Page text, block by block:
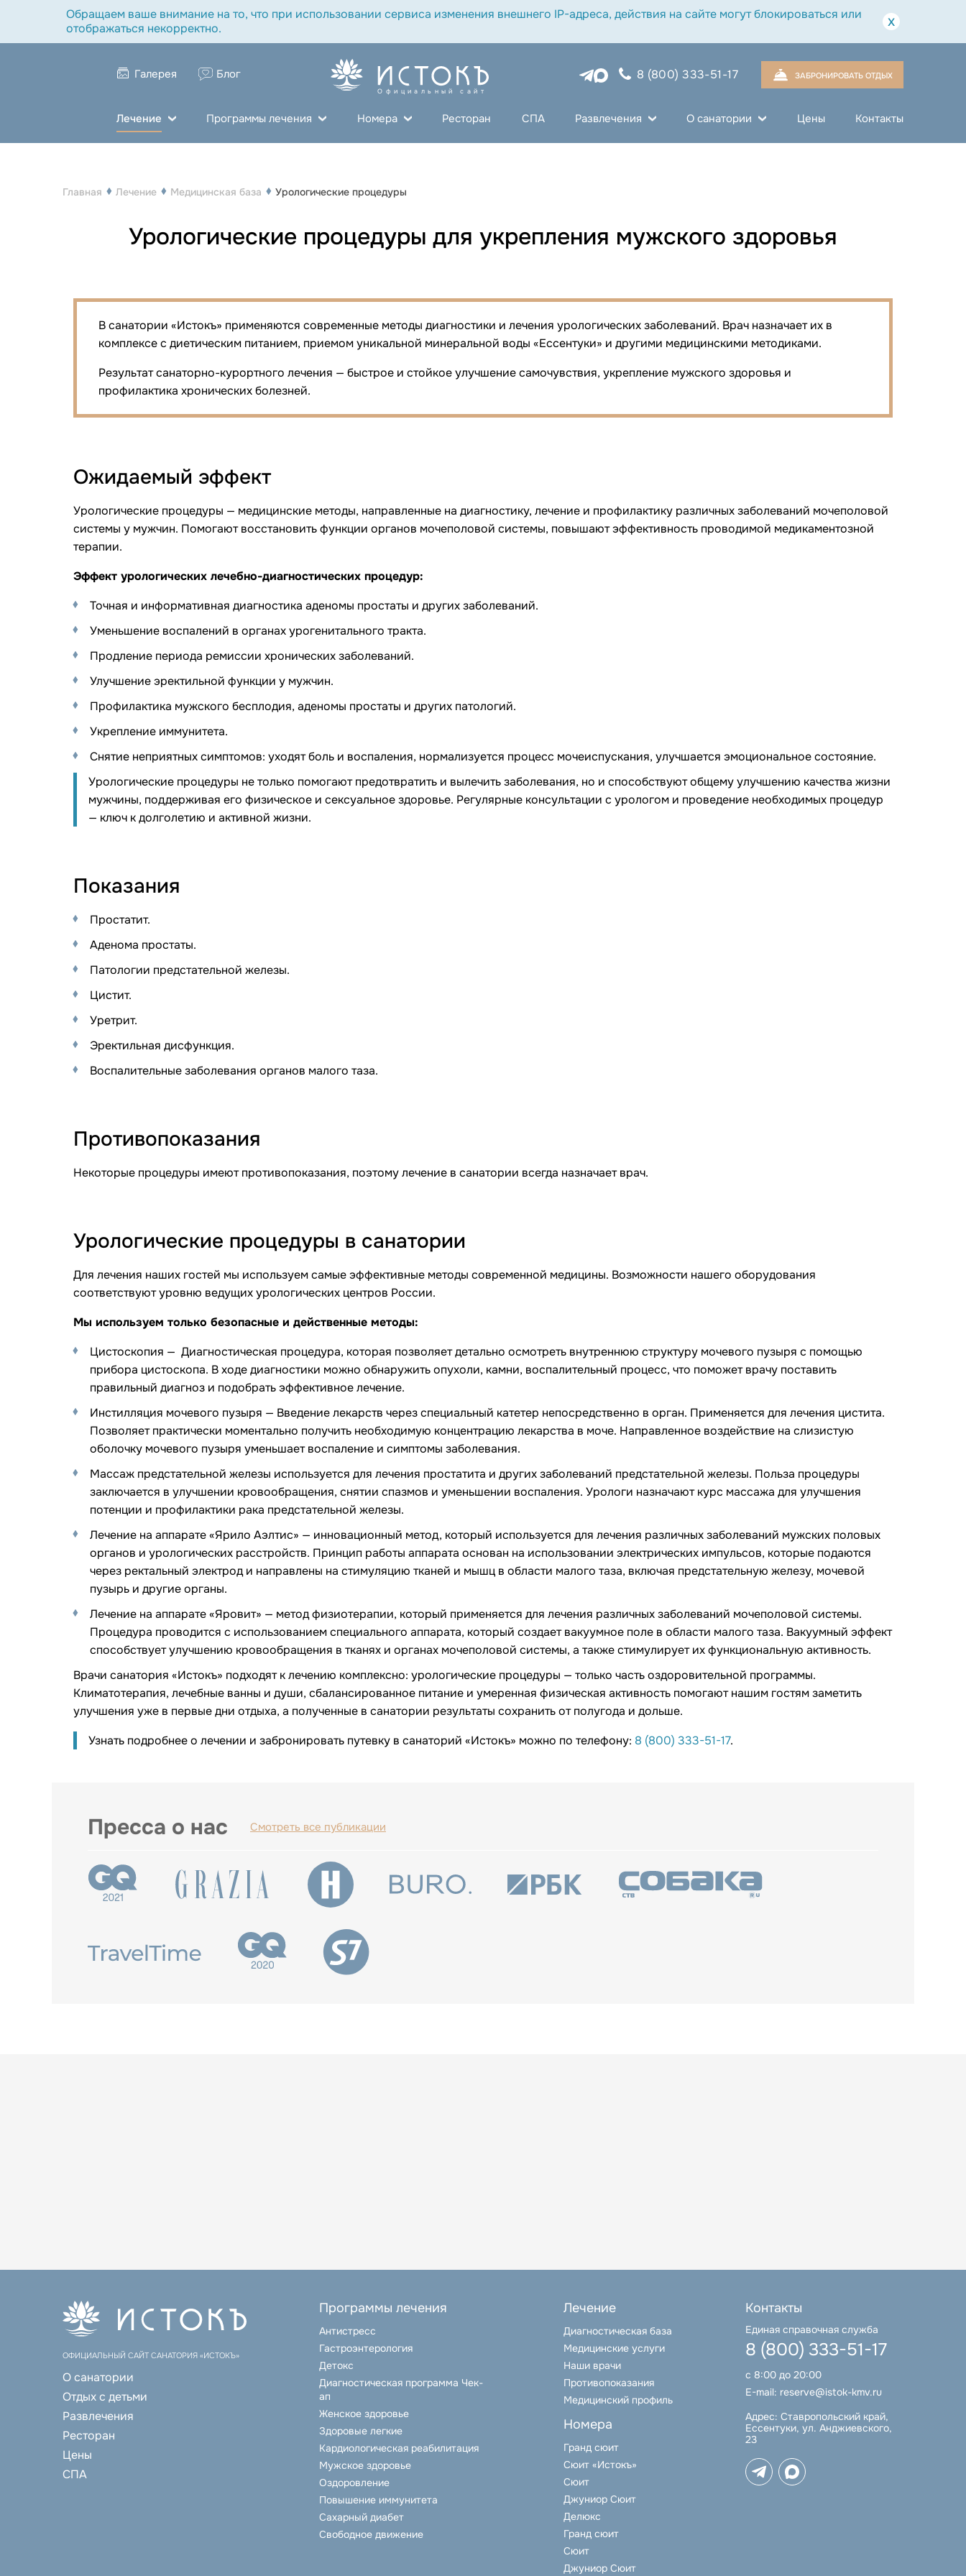
Обращаем ваше внимание на то, что при использовании сервиса изменения внешнего IP-адреса, действия на сайте могут блокироваться или
отображаться некорректно.
x
Галерея Блог
Официальный сайт
8 (800) 333-51-17 ЗАБРОНИРОВАТЬ ОТДЫХ
Лечение Программы лечения Номера Ресторан СПА Развлечения О санатории Цены Контакты
Главная Лечение Медицинская база Урологические процедуры
Урологические процедуры для укрепления мужского здоровья
В санатории «Истокъ» применяются современные методы диагностики и лечения урологических заболеваний. Врач назначает их в
комплексе с диетическим питанием, приемом уникальной минеральной воды «Ессентуки» и другими медицинскими методиками.
Результат санаторно-курортного лечения — быстрое и стойкое улучшение самочувствия, укрепление мужского здоровья и
профилактика хронических болезней.
Ожидаемый эффект
Урологические процедуры — медицинские методы, направленные на диагностику, лечение и профилактику различных заболеваний мочеполовой
системы у мужчин. Помогают восстановить функции органов мочеполовой системы, повышают эффективность проводимой медикаментозной
терапии.
Эффект урологических лечебно-диагностических процедур:
Точная и информативная диагностика аденомы простаты и других заболеваний.
Уменьшение воспалений в органах урогенитального тракта.
Продление периода ремиссии хронических заболеваний.
Улучшение эректильной функции у мужчин.
Профилактика мужского бесплодия, аденомы простаты и других патологий.
Укрепление иммунитета.
Снятие неприятных симптомов: уходят боль и воспаления, нормализуется процесс мочеиспускания, улучшается эмоциональное состояние.
Урологические процедуры не только помогают предотвратить и вылечить заболевания, но и способствуют общему улучшению качества жизни
мужчины, поддерживая его физическое и сексуальное здоровье. Регулярные консультации с урологом и проведение необходимых процедур
— ключ к долголетию и активной жизни.
Показания
Простатит.
Аденома простаты.
Патологии предстательной железы.
Цистит.
Уретрит.
Эректильная дисфункция.
Воспалительные заболевания органов малого таза.
Противопоказания
Некоторые процедуры имеют противопоказания, поэтому лечение в санатории всегда назначает врач.
Урологические процедуры в санатории
Для лечения наших гостей мы используем самые эффективные методы современной медицины. Возможности нашего оборудования
соответствуют уровню ведущих урологических центров России.
Мы используем только безопасные и действенные методы:
Цистоскопия — Диагностическая процедура, которая позволяет детально осмотреть внутреннюю структуру мочевого пузыря с помощью
прибора цистоскопа. В ходе диагностики можно обнаружить опухоли, камни, воспалительный процесс, что поможет врачу поставить
правильный диагноз и подобрать эффективное лечение.
Инстилляция мочевого пузыря — Введение лекарств через специальный катетер непосредственно в орган. Применяется для лечения цистита.
Позволяет практически моментально получить необходимую концентрацию лекарства в моче. Направленное воздействие на слизистую
оболочку мочевого пузыря уменьшает воспаление и симптомы заболевания.
Массаж предстательной железы используется для лечения простатита и других заболеваний предстательной железы. Польза процедуры
заключается в улучшении кровообращения, снятии спазмов и уменьшении воспаления. Урологи назначают курс массажа для улучшения
потенции и профилактики рака предстательной железы.
Лечение на аппарате «Ярило Аэлтис» — инновационный метод, который используется для лечения различных заболеваний мужских половых
органов и урологических расстройств. Принцип работы аппарата основан на использовании электрических импульсов, которые подаются
через ректальный электрод и направлены на стимуляцию тканей и мышц в области малого таза, включая предстательную железу, мочевой
пузырь и другие органы.
Лечение на аппарате «Яровит» — метод физиотерапии, который применяется для лечения различных заболеваний мочеполовой системы.
Процедура проводится с использованием специального аппарата, который создает вакуумное поле в области малого таза. Вакуумный эффект
способствует улучшению кровообращения в тканях и органах мочеполовой системы, а также стимулирует их функциональную активность.
Врачи санатория «Истокъ» подходят к лечению комплексно: урологические процедуры — только часть оздоровительной программы.
Климатотерапия, лечебные ванны и души, сбалансированное питание и умеренная физическая активность помогают нашим гостям заметить
улучшения уже в первые дни отдыха, а полученные в санатории результаты сохранить от полугода и дольше.
Узнать подробнее о лечении и забронировать путевку в санаторий «Истокъ» можно по телефону: 8 (800) 333-51-17.
Пресса о нас Смотреть все публикации
ОФИЦИАЛЬНЫЙ САЙТ САНАТОРИЯ «ИСТОКЪ»
О санатории
Отдых с детьми
Развлечения
Ресторан
Цены
СПА
Программы лечения
Антистресс
Гастроэнтерология
Детокс
Диагностическая программа Чек-
ап
Женское здоровье
Здоровые легкие
Кардиологическая реабилитация
Мужское здоровье
Оздоровление
Повышение иммунитета
Сахарный диабет
Свободное движение
Лечение
Диагностическая база
Медицинские услуги
Наши врачи
Противопоказания
Медицинский профиль
Номера
Гранд сюит
Сюит «Истокъ»
Сюит
Джуниор Сюит
Делюкс
Гранд сюит
Сюит
Джуниор Сюит
Контакты
Единая справочная служба
8 (800) 333-51-17
с 8:00 до 20:00
E-mail: reserve@istok-kmv.ru
Адрес: Ставропольский край,
Ессентуки, ул. Анджиевского,
23